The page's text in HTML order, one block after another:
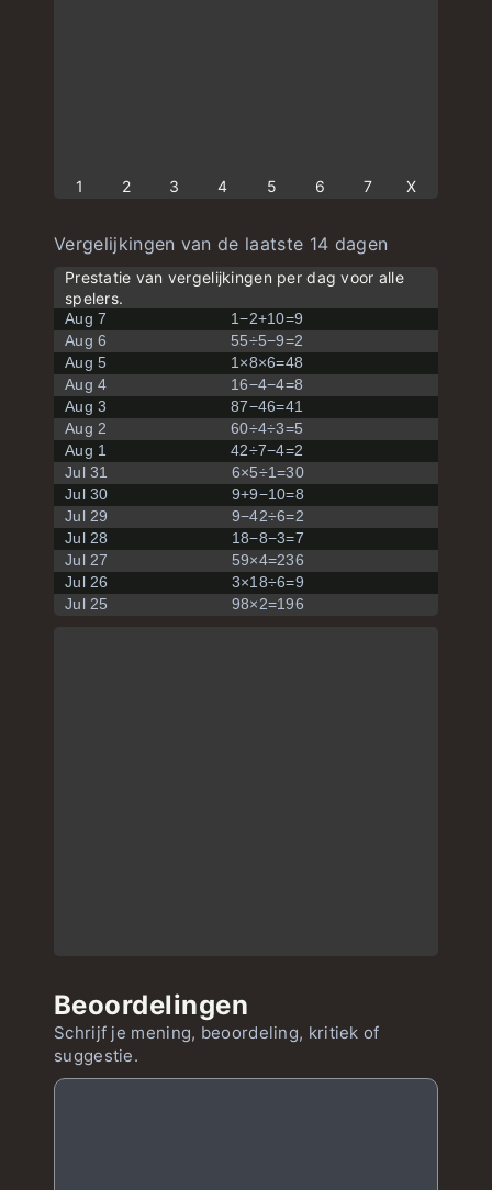
1 2 3 4 5 6 7 X
Vergelijkingen van de laatste 14 dagen
Prestatie van vergelijkingen per dag voor alle
spelers.
Aug 7
1−2+10=9
Aug 6
55÷5−9=2
Aug 5
1×8×6=48
Aug 4
16−4−4=8
Aug 3
87−46=41
Aug 2
60÷4÷3=5
Aug 1
42÷7−4=2
Jul 31
6×5÷1=30
Jul 30
9+9−10=8
Jul 29
9−42÷6=2
Jul 28
18−8−3=7
Jul 27
59×4=236
Jul 26
3×18÷6=9
Jul 25
98×2=196
Beoordelingen
Schrijf je mening, beoordeling, kritiek of
suggestie.